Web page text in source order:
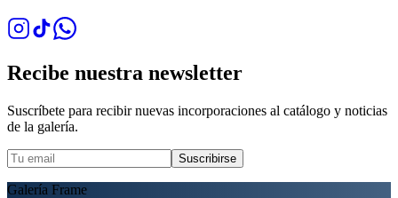
Recibe nuestra newsletter
Suscríbete para recibir nuevas incorporaciones al catálogo y noticias
de la galería.
Suscribirse
Galería Frame